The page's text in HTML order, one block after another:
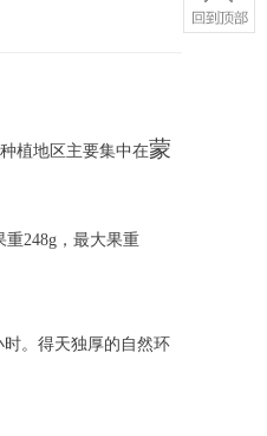
植地区主要集中在蒙
248g，最大果重
。得天独厚的自然环